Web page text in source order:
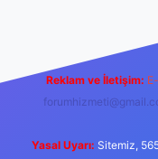
Reklam ve İletişim:
Yasal Uyarı: Sitemiz,